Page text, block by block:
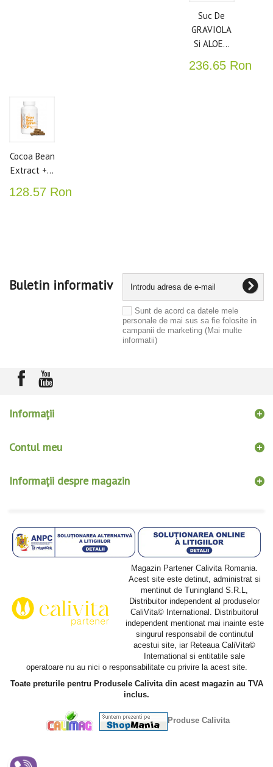
Suc De
GRAVIOLA
Si ALOE...
236.65 Ron
Cocoa Bean
Extract +...
128.57 Ron
Buletin informativ
Sunt de acord ca datele mele
personale de mai sus sa fie folosite in
campanii de marketing (Mai multe
informatii)
Informaţii
Contul meu
Informații despre magazin
Magazin Partener Calivita Romania.
Acest site este detinut, administrat si
mentinut de Tuningland S.R.L,
Distribuitor independent al produselor
CaliVita© International. Distribuitorul
independent mentionat mai inainte este
singurul responsabil de continutul
acestui site, iar Reteaua CaliVita©
International si entitatile sale
operatoare nu au nici o responsabilitate cu privire la acest site.
Toate preturile pentru Produsele Calivita din acest magazin au TVA
inclus.
Produse Calivita